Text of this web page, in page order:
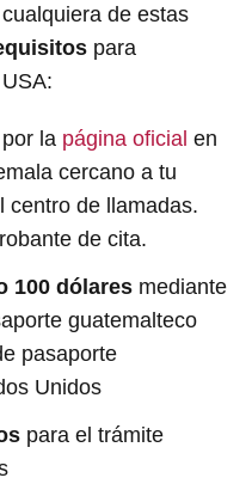
de estas
para
por la página oficial en
cercano a tu
centro de llamadas.
de cita.
100 dólares mediante
guatemalteco
pasaporte
Unidos
para el trámite